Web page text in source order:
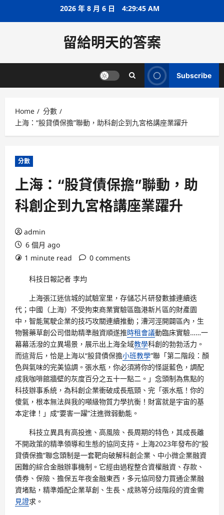
2026 年 8 月 6 日 4:29:46 AM
留給明天的答案
Subscribe
Home
分數
上海：“股貸債保擔”聯動，助科創企到九宮格講座業躍升
分數
上海：“股貸債保擔”聯動，助
科創企到九宮格講座業躍升
admin
6 個月 ago
1 minute read
0 comments
科技日報記者 李均
上海張江迷信城的試驗室里，存儲芯片研發數據連續迭
代；中國（上海）不受拘束商業實驗區臨港新片區的財產園
中，智能駕駛企業的技巧攻關連續推動；漕河涇開闢區內，生
物醫藥草創公司借助精準融資順遂推時租會議動臨床實驗……一
幕幕活潑的立異場景，展示出上海全域教學科創的勃勃活力。
而這背后，恰是上海以“股貸債保擔小班教學”聯「第二階段：顏
色與氣味的完美協調。張水瓶，你必須將你的怪誕藍色，調配
成我咖啡館牆壁的灰度百分之五十一點二。」念頭制為焦點的
科技辦事系統，為科創企業衝破成長瓶頸、完「張水瓶！你的
傻氣，根本無法與我的噸級物質力學抗衡！財富就是宇宙的基
本定律！」成“要害一躍”注進微弱動能。
科技立異具有高投進、高風險、長周期的特色，其成長離
不開政策的精準領導和生態的協同支持。上海2023年發布的“股
貸債保擔”聯念頭制是一套靶向破解科創企業、中小微企業融資
困難的綜合金融辦事機制。它經由過程整合資權融資、存款、
債券、保險、擔保五年夜金融東西，多元協同發力買通企業融
資堵點，精準婚配企業草創、生長、成熟等分歧階段的資金需
見證求。